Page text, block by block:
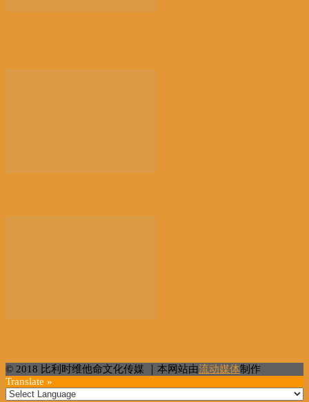
© 2018 比利时维他命文化传媒 ｜本网站由流动媒体制作
Translate »